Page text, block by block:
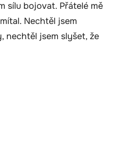
sílu bojovat. Přátelé mě
Nechtěl jsem
nechtěl jsem slyšet, že